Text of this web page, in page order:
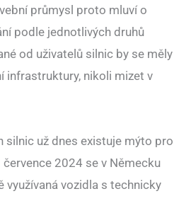
průmysl proto mluví o
podle jednotlivých druhů
od uživatelů silnic by se měly
infrastruktury, nikoli mizet v
silnic už dnes existuje mýto pro
2024 se v Německu
využívaná vozidla s technicky